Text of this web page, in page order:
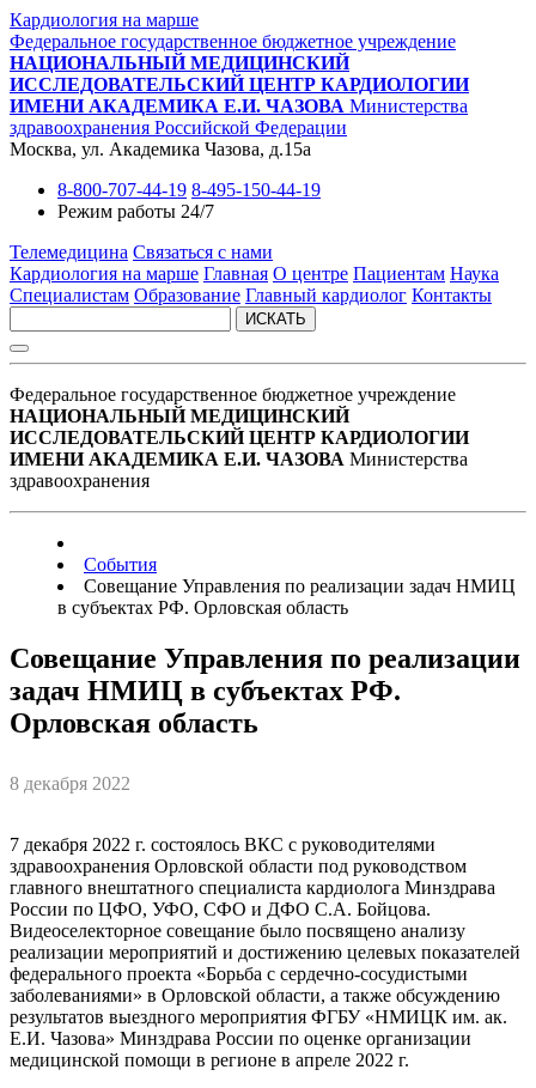
Кардиология на марше
Федеральное государственное бюджетное учреждение
НАЦИОНАЛЬНЫЙ МЕДИЦИНСКИЙ
ИССЛЕДОВАТЕЛЬСКИЙ ЦЕНТР КАРДИОЛОГИИ
ИМЕНИ АКАДЕМИКА Е.И. ЧАЗОВА Министерства
здравоохранения Российской Федерации
Москва, ул. Академика Чазова, д.15а
8-800-707-44-19 8-495-150-44-19
Режим работы 24/7
Телемедицина Связаться с нами
Кардиология на марше Главная О центре Пациентам Наука
Специалистам Образование Главный кардиолог Контакты
ИСКАТЬ
Федеральное государственное бюджетное учреждение
НАЦИОНАЛЬНЫЙ МЕДИЦИНСКИЙ
ИССЛЕДОВАТЕЛЬСКИЙ ЦЕНТР КАРДИОЛОГИИ
ИМЕНИ АКАДЕМИКА Е.И. ЧАЗОВА Министерства
здравоохранения
События
Совещание Управления по реализации задач НМИЦ
в субъектах РФ. Орловская область
Совещание Управления по реализации
задач НМИЦ в субъектах РФ.
Орловская область
8 декабря 2022
7 декабря 2022 г. состоялось ВКС с руководителями
здравоохранения Орловской области под руководством
главного внештатного специалиста кардиолога Минздрава
России по ЦФО, УФО, СФО и ДФО С.А. Бойцова.
Видеоселекторное совещание было посвящено анализу
реализации мероприятий и достижению целевых показателей
федерального проекта «Борьба с сердечно-сосудистыми
заболеваниями» в Орловской области, а также обсуждению
результатов выездного мероприятия ФГБУ «НМИЦК им. ак.
Е.И. Чазова» Минздрава России по оценке организации
медицинской помощи в регионе в апреле 2022 г.